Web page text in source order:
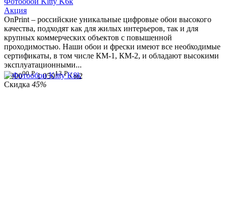
Aкция
OnPrint – российские уникальные цифровые обои высокого
качества, подходят как для жилых интерьеров, так и для
крупных коммерческих объектов с повышенной
проходимостью. Наши обои и фрески имеют все необходимые
сертификаты, в том числе КМ-1, КМ-2, и обладают высокими
эксплуатационными...
1 90000 Р 1 05013 Р / м2
Скидка 45%